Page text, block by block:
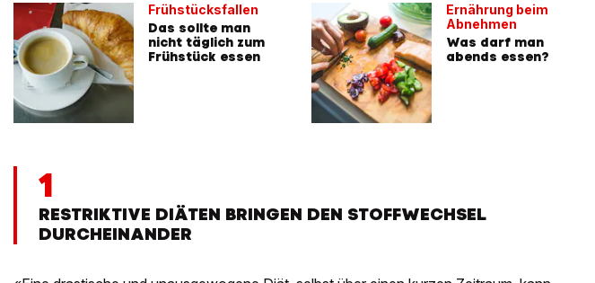
Frühstücksfallen
Das sollte man
nicht täglich zum
Frühstück essen
Ernährung beim
Abnehmen
Was darf man
abends essen?
1
RESTRIKTIVE DIÄTEN BRINGEN DEN STOFFWECHSEL
DURCHEINANDER